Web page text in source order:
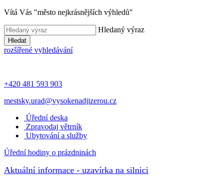
Vítá Vás "město nejkrásnějších výhledů"
Hledaný výraz
Hledat
rozšířené vyhledávání
+420 481 593 903
mestsky.urad@vysokenadjizerou.cz
Úřední deska
Zpravodaj větrník
Ubytování a služby
Úřední hodiny o prázdninách
Aktuální informace - uzavírka na silnici